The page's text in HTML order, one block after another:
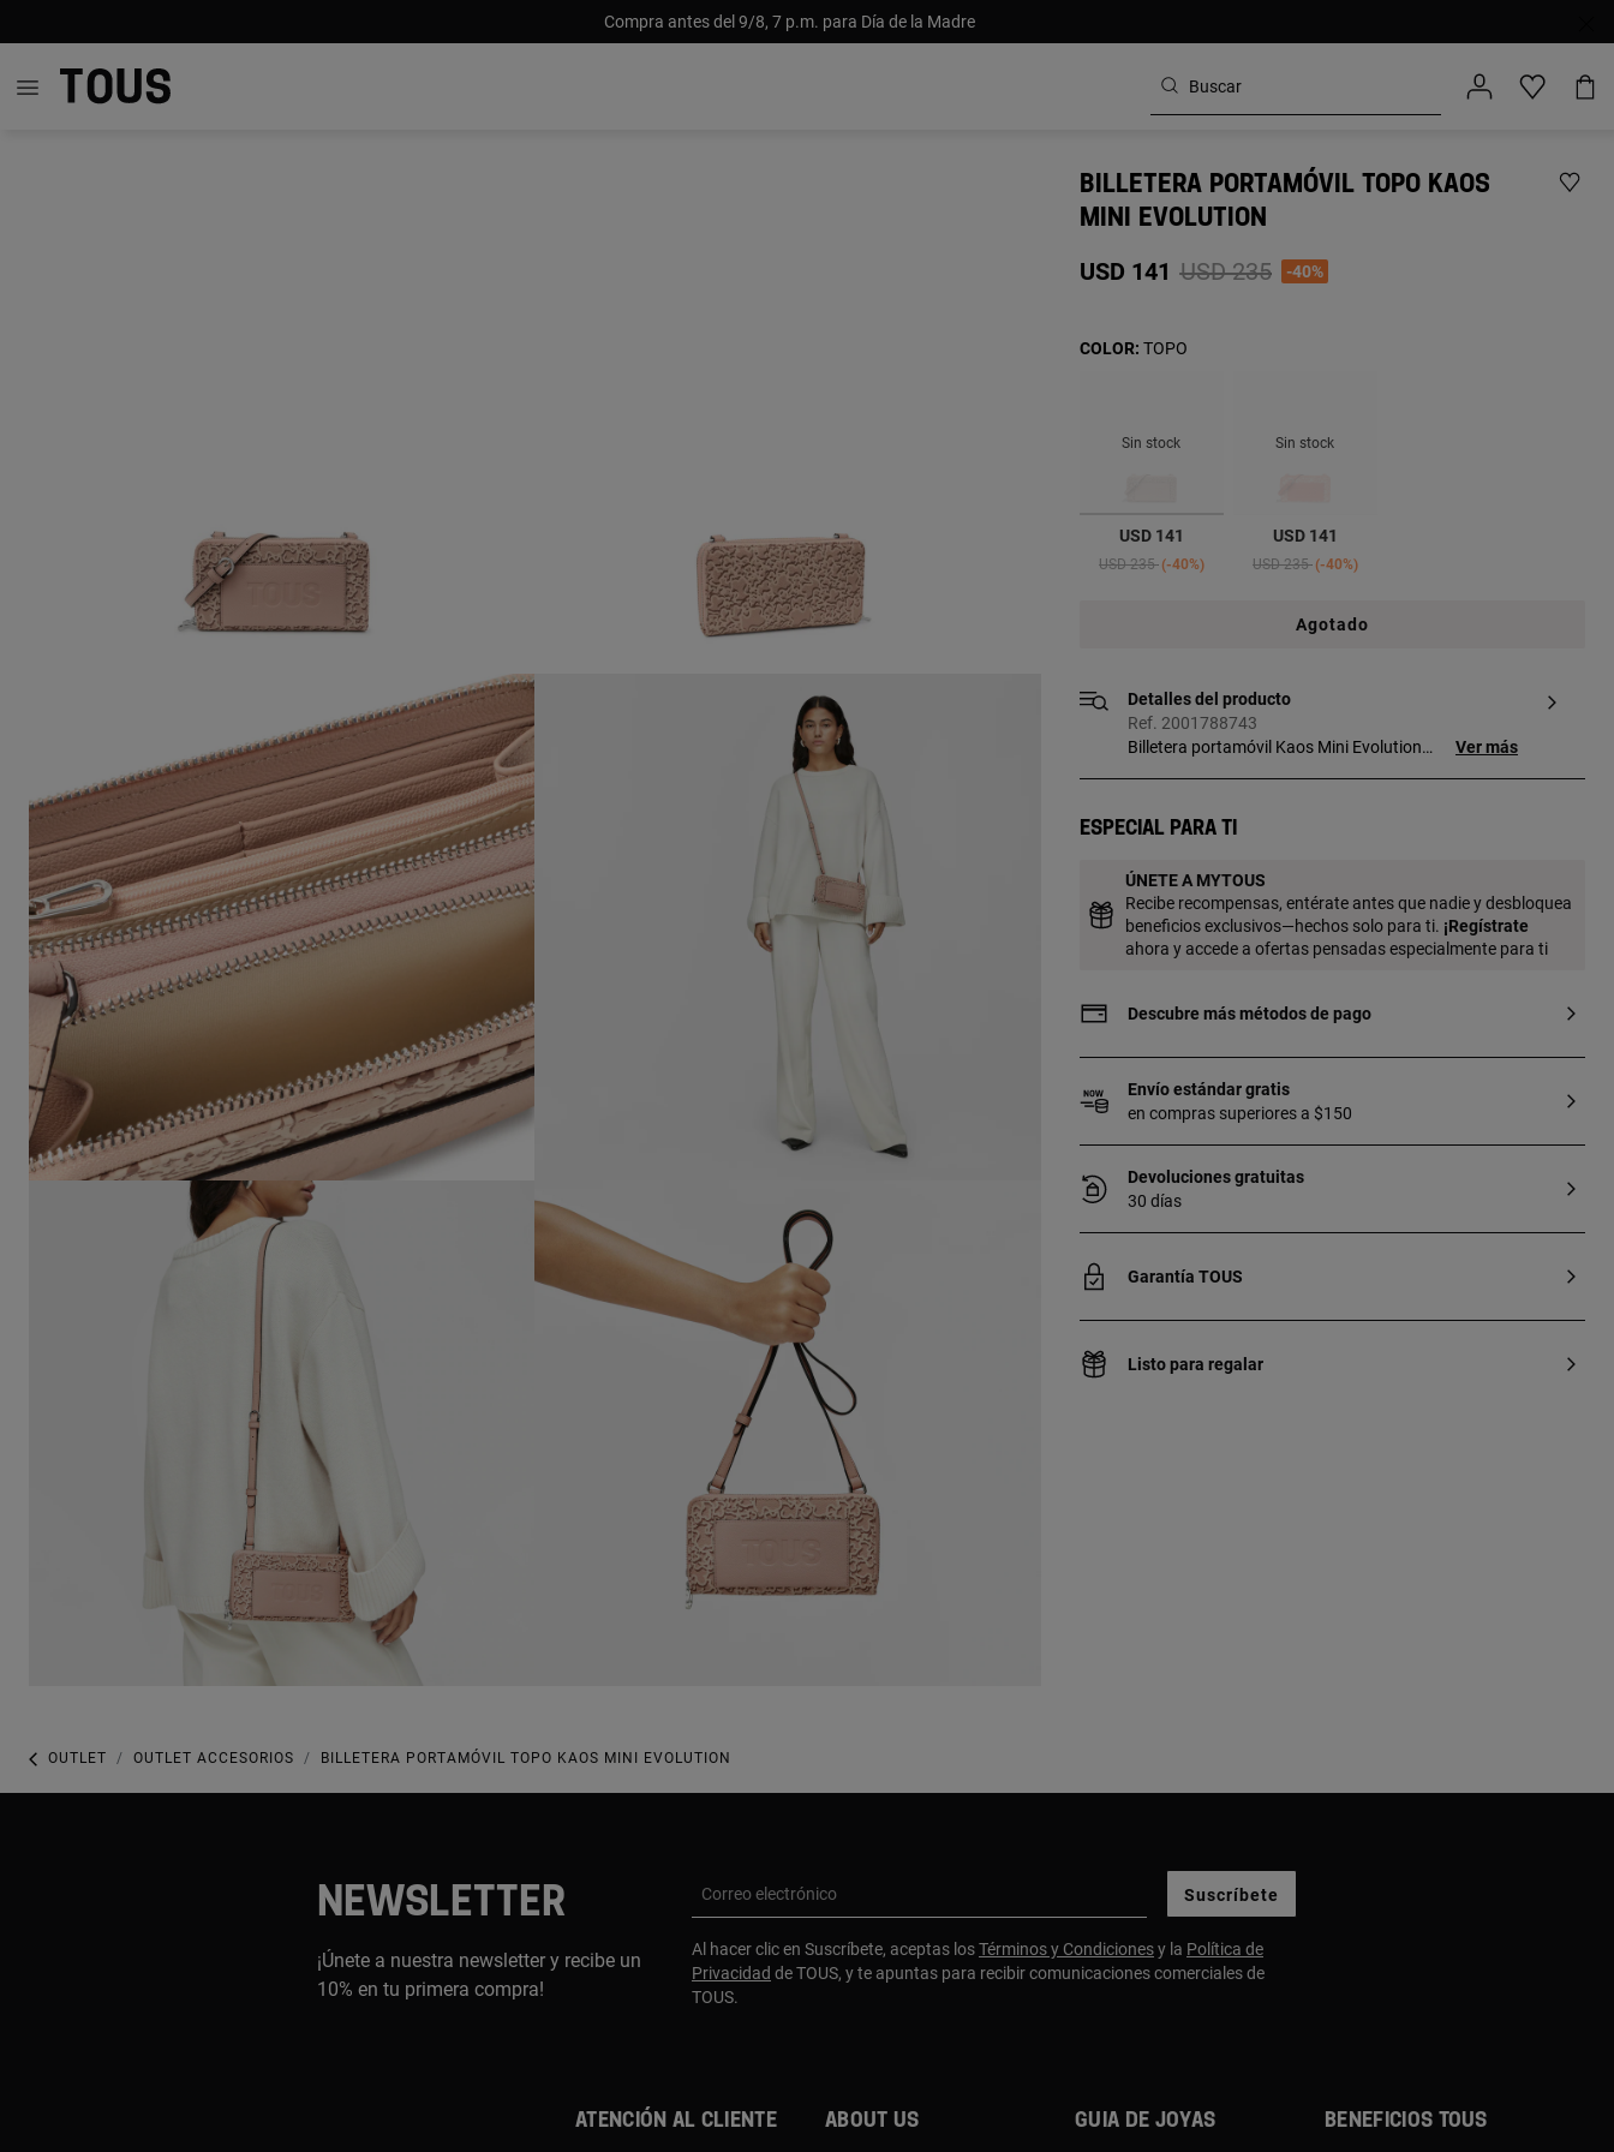
Compra antes del 9/8, 7 p.m. para Día de la Madre
BILLETERA PORTAMÓVIL TOPO KAOS
MINI EVOLUTION
USD 141 Price reduced from
USD 235to-40%
Sin stock
seleccionado
USD 141
Price reduced from
USD 235to-40%
Sin stock
USD 141
Price reduced from
USD 235to-40%
COLOR: TOPO
Agotado
Detalles del producto
Ref. 2001788743
Billetera portamóvil Kaos Mini Evolution
compartimentos principales con cierre de
para guardar el móvil. El otro cuenta con
ocho ranuras para tarjetas, un espacio
para monedas y dos para billetes. Asa
bandolera ajustable. Medidas (alto x
ancho x fondo): 10 x 19,5 x 4 cm.
Ver más
Especial para ti
ÚNETE A MYTOUS
Recibe recompensas, entérate antes que nadie y desbloquea
beneficios exclusivos—hechos solo para ti. ¡Regístrate
ahora y accede a ofertas pensadas especialmente para ti
Descubre más métodos de pago
Envío estándar gratis
en compras superiores a $150
Devoluciones gratuitas
30 días
Garantía TOUS
Listo para regalar
OUTLET OUTLET ACCESORIOS BILLETERA PORTAMÓVIL TOPO KAOS MINI EVOLUTION
NEWSLETTER
¡Únete a nuestra newsletter y recibe un
10% en tu primera compra!
Correo electrónico Suscríbete
Al hacer clic en Suscríbete, aceptas losTérminos y Condicionesy la Política de
Privacidad de TOUS, y te apuntas para recibir comunicaciones comerciales de
TOUS.
Atención al cliente About us Guia de joyas Beneficios TOUS